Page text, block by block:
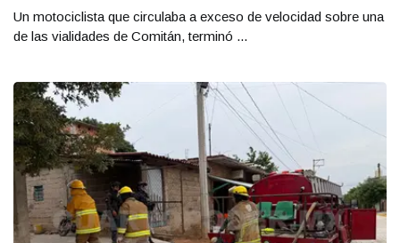
Un motociclista que circulaba a exceso de velocidad sobre una
de las vialidades de Comitán, terminó ...